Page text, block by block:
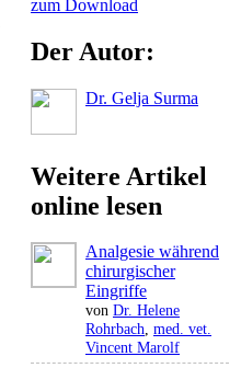
zum Download
Der Autor:
Dr. Gelja Surma
Weitere Artikel
online lesen
Analgesie während
chirurgischer
Eingriffe
von Dr. Helene
Rohrbach, med. vet.
Vincent Marolf